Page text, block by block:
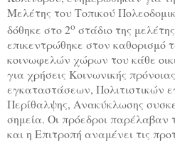
Μελέτης του Τοπικού
δόθηκε στο 2ο στάδιο της
επικεντρώθηκε στον καθορισμό
κοινωφελών χώρων του κάθε
για χρήσεις Κοινωνικής
εγκαταστάσεων, Πολιτιστικών
Περίθαλψης, Ανακύκλωσης
σημεία. Οι πρόεδροι παρέλαβαν
και η Επιτροπή αναμένει τις